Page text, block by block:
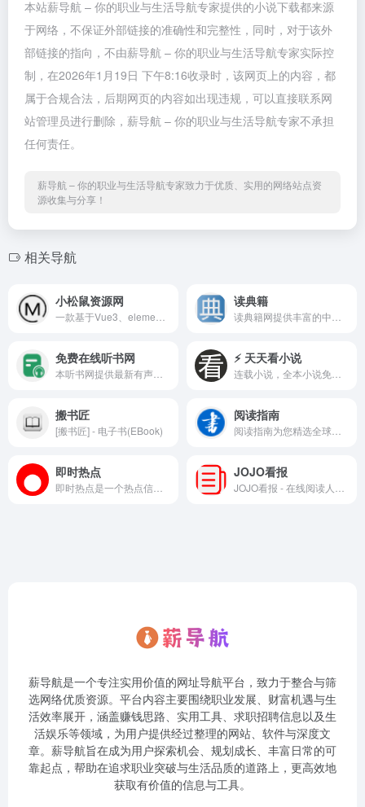
本站薪导航 – 你的职业与生活导航专家提供的小说下载都来源
于网络，不保证外部链接的准确性和完整性，同时，对于该外
部链接的指向，不由薪导航 – 你的职业与生活导航专家实际控
制，在2026年1月19日 下午8:16收录时，该网页上的内容，都
属于合规合法，后期网页的内容如出现违规，可以直接联系网
站管理员进行删除，薪导航 – 你的职业与生活导航专家不承担
任何责任。
薪导航 – 你的职业与生活导航专家致力于优质、实用的网络站点资
源收集与分享！
相关导航
小松鼠资源网 读典籍
免费在线听书网 ⚡ 天天看小说
搬书匠
[搬书匠] - 电子书(EBook)
阅读指南
即时热点 JOJO看报
薪导航是一个专注实用价值的网址导航平台，致力于整合与筛
选网络优质资源。平台内容主要围绕职业发展、财富机遇与生
活效率展开，涵盖赚钱思路、实用工具、求职招聘信息以及生
活娱乐等领域，为用户提供经过整理的网站、软件与深度文
章。薪导航旨在成为用户探索机会、规划成长、丰富日常的可
靠起点，帮助在追求职业突破与生活品质的道路上，更高效地
获取有价值的信息与工具。